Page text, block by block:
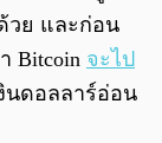
วย และก่อน
Bitcoin จะไป
นดอลลาร์อ่อน